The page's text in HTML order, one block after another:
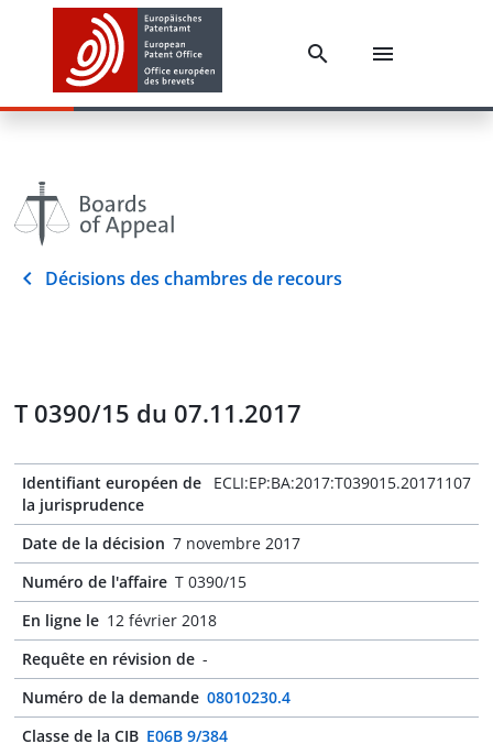
Décisions des chambres de recours
T 0390/15 du 07.11.2017
Identifiant européen de
la jurisprudence
ECLI:EP:BA:2017:T039015.20171107
Date de la décision 7 novembre 2017
Numéro de l'affaire T 0390/15
En ligne le 12 février 2018
Requête en révision de -
Numéro de la demande 08010230.4
Classe de la CIB E06B 9/384